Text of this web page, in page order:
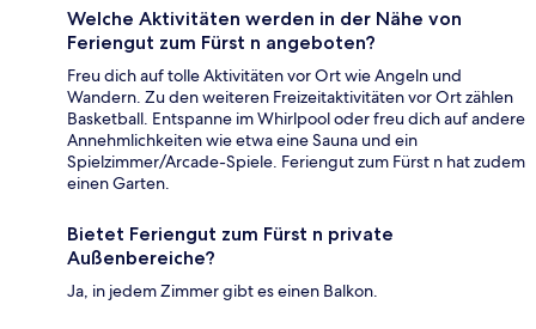
Welche Aktivitäten werden in der Nähe von
Feriengut zum Fürst n angeboten?
Freu dich auf tolle Aktivitäten vor Ort wie Angeln und
Wandern. Zu den weiteren Freizeitaktivitäten vor Ort zählen
Basketball. Entspanne im Whirlpool oder freu dich auf andere
Annehmlichkeiten wie etwa eine Sauna und ein
Spielzimmer/Arcade-Spiele. Feriengut zum Fürst n hat zudem
einen Garten.
Bietet Feriengut zum Fürst n private
Außenbereiche?
Ja, in jedem Zimmer gibt es einen Balkon.